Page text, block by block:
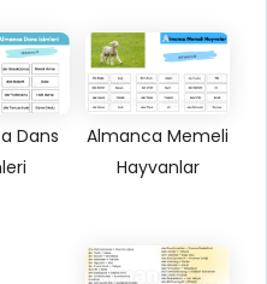
Dans
Almanca Memeli
Hayvanlar